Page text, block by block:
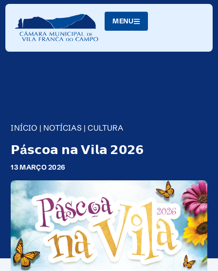
Skip
Content
MENU
INÍCIO | NOTÍCIAS |CULTURA
𝗣á𝘀𝗰𝗼𝗮 𝗻𝗮 𝗩𝗶𝗹𝗮 𝟮𝟬𝟮𝟲
13 MARÇO 2026